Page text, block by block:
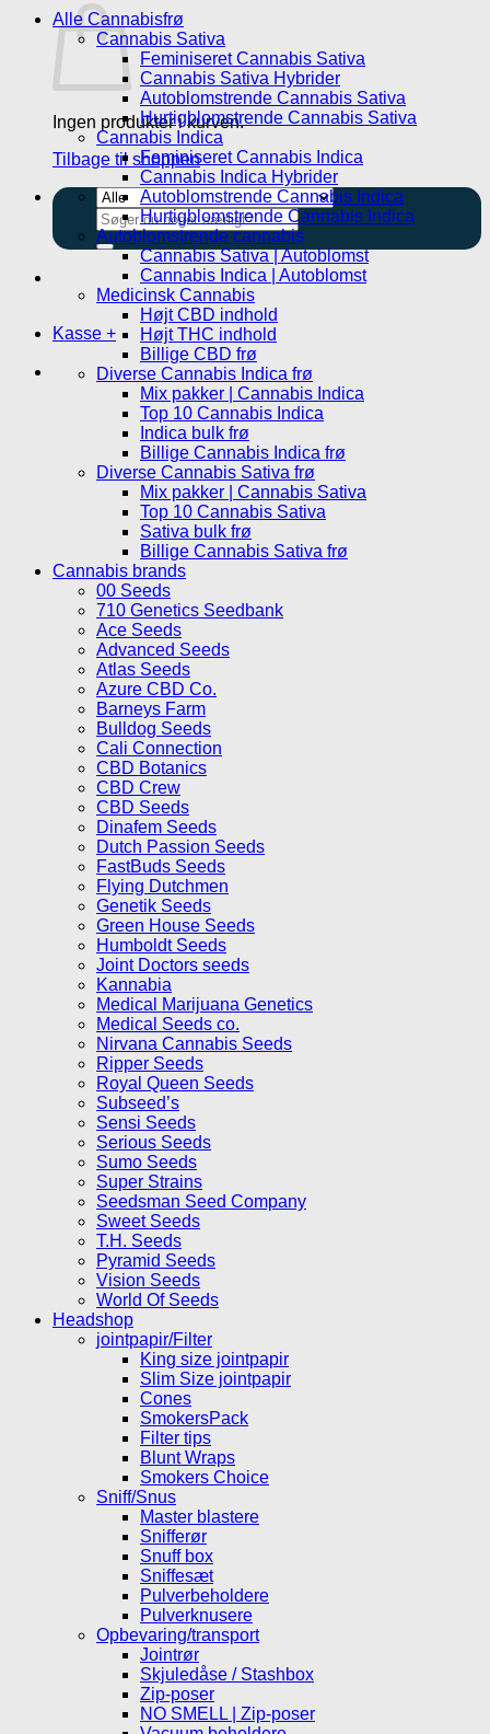
Ingen produkter i kurven.
Tilbage til shoppen
Søg
efter:
Kasse +
Alle Cannabisfrø
Cannabis Sativa
Feminiseret Cannabis Sativa
Cannabis Sativa Hybrider
Autoblomstrende Cannabis Sativa
Hurtigblomstrende Cannabis Sativa
Cannabis Indica
Feminiseret Cannabis Indica
Cannabis Indica Hybrider
Autoblomstrende Cannabis Indica
Hurtigblomstrende Cannabis Indica
Autoblomstrende cannabis
Cannabis Sativa | Autoblomst
Cannabis Indica | Autoblomst
Medicinsk Cannabis
Højt CBD indhold
Højt THC indhold
Billige CBD frø
Diverse Cannabis Indica frø
Mix pakker | Cannabis Indica
Top 10 Cannabis Indica
Indica bulk frø
Billige Cannabis Indica frø
Diverse Cannabis Sativa frø
Mix pakker | Cannabis Sativa
Top 10 Cannabis Sativa
Sativa bulk frø
Billige Cannabis Sativa frø
Cannabis brands
00 Seeds
710 Genetics Seedbank
Ace Seeds
Advanced Seeds
Atlas Seeds
Azure CBD Co.
Barneys Farm
Bulldog Seeds
Cali Connection
CBD Botanics
CBD Crew
CBD Seeds
Dinafem Seeds
Dutch Passion Seeds
FastBuds Seeds
Flying Dutchmen
Genetik Seeds
Green House Seeds
Humboldt Seeds
Joint Doctors seeds
Kannabia
Medical Marijuana Genetics
Medical Seeds co.
Nirvana Cannabis Seeds
Ripper Seeds
Royal Queen Seeds
Subseed’s
Sensi Seeds
Serious Seeds
Sumo Seeds
Super Strains
Seedsman Seed Company
Sweet Seeds
T.H. Seeds
Pyramid Seeds
Vision Seeds
World Of Seeds
Headshop
jointpapir/Filter
King size jointpapir
Slim Size jointpapir
Cones
SmokersPack
Filter tips
Blunt Wraps
Smokers Choice
Sniff/Snus
Master blastere
Snifferør
Snuff box
Sniffesæt
Pulverbeholdere
Pulverknusere
Opbevaring/transport
Jointrør
Skjuledåse / Stashbox
Zip-poser
NO SMELL | Zip-poser